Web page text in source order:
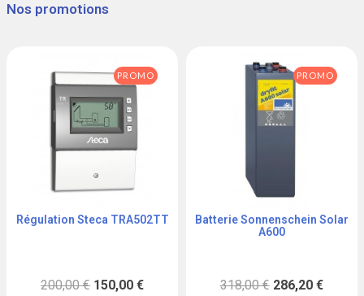
Nos promotions
Aperçu
PROMO
Régulation Steca TRA502TT
200,00 € 150,00 €
Aperçu
PROMO
Batterie Sonnenschein Solar
A600
318,00 € 286,20 €